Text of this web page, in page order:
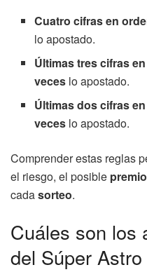
Cuatro cifras en
lo apostado.
Últimas tres cifras
veces lo apostado.
Últimas dos cifras
veces lo apostado.
Comprender estas reglas
el riesgo, el posible premio
cadasorteo.
Cuáles son los
del Súper